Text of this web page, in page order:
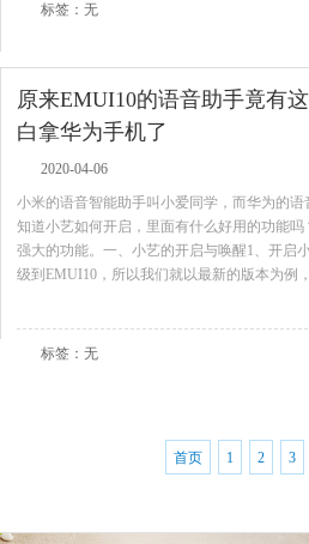
标签：无
原来EMUI10的语音助手竟有
白拿华为手机了
2020-04-06
小米的语音智能助手叫小爱同学，而华为的
知道小艺如何开启，里面有什么好用的功能
强大的功能。一、小艺的开启与唤醒1、开启
级到EMUI10，所以我们就以最新的版本为例
标签：无
首页 1 2 3